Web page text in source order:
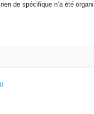
de spécifique n’a été